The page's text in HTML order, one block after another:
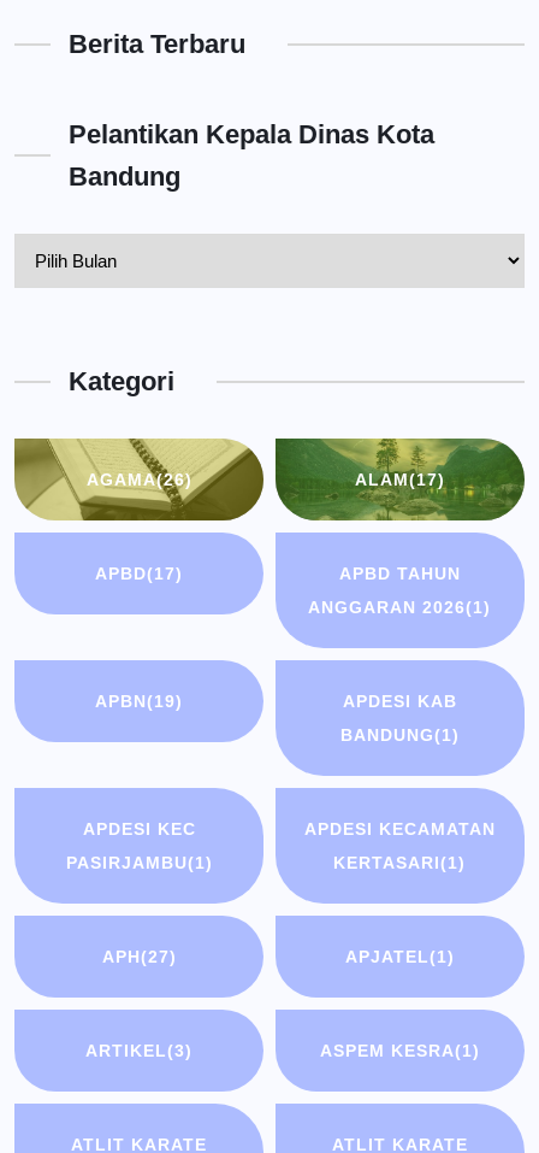
Berita Terbaru
Pelantikan Kepala Dinas Kota
Bandung
BandungKategori
AGAMA(26) ALAM(17)
APBD(17)
APBD TAHUN
ANGGARAN 2026(1)
APBN(19)
APDESI KAB
BANDUNG(1)
APDESI KEC
PASIRJAMBU(1)
APDESI KECAMATAN
KERTASARI(1)
APH(27) APJATEL(1)
ARTIKEL(3) ASPEM KESRA(1)
ATLIT KARATE
ATLIT KARATE